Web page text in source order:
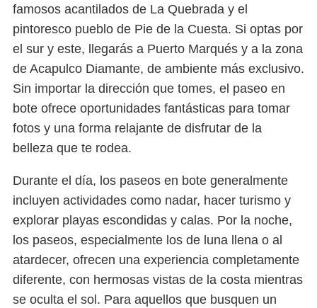
famosos acantilados de La Quebrada y el
pintoresco pueblo de Pie de la Cuesta. Si optas por
el sur y este, llegarás a Puerto Marqués y a la zona
de Acapulco Diamante, de ambiente más exclusivo.
Sin importar la dirección que tomes, el paseo en
bote ofrece oportunidades fantásticas para tomar
fotos y una forma relajante de disfrutar de la
belleza que te rodea.
Durante el día, los paseos en bote generalmente
incluyen actividades como nadar, hacer turismo y
explorar playas escondidas y calas. Por la noche,
los paseos, especialmente los de luna llena o al
atardecer, ofrecen una experiencia completamente
diferente, con hermosas vistas de la costa mientras
se oculta el sol. Para aquellos que busquen un